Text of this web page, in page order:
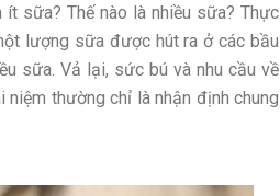
ít sữa? Thế nào là nhiều sữa? Thực
lượng sữa được hút ra ở các bầu
sữa. Vả lại, sức bú và nhu cầu về
thường chỉ là nhận định chung